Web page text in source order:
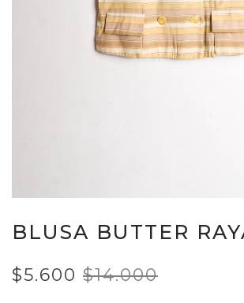
BLUSA BUTTER
$5.600 $14.000